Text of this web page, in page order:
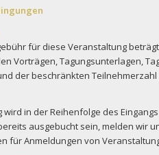
für diese Veranstaltung beträgt
Vorträgen, Tagungsunterlagen,
der beschränkten
wird in der Reihenfolge des
ausgebucht sein, melden wir
für Anmeldungen von